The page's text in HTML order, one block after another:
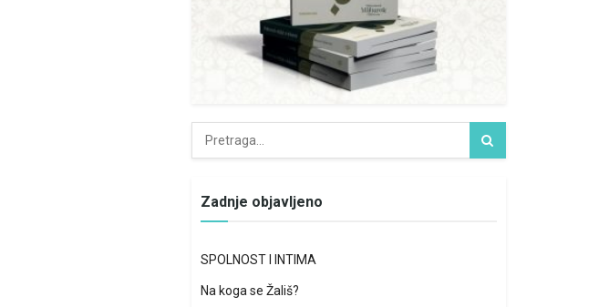
Zadnje objavljeno
SPOLNOST I INTIMA
Na koga se Žališ?